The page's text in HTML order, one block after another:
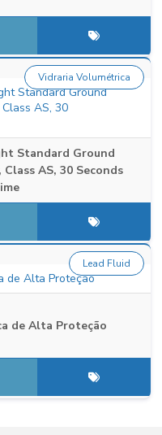
Standard Ground
AS, 30 Seconds
Vidraria Volumétrica
de Alta Proteção
Lead Fluid